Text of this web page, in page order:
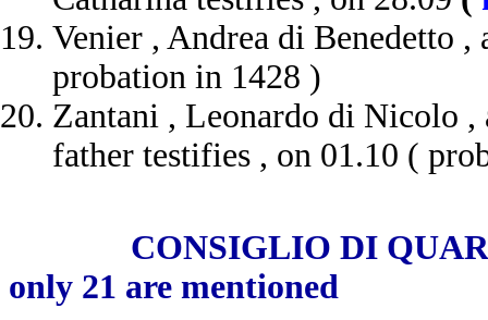
Venier , Andrea di Benedetto
probation in 1428 )
Zantani , Leonardo di Nicolo ,
father testifies , on 01.10 (
CONSIGLIO DI
only 21 are mentioned